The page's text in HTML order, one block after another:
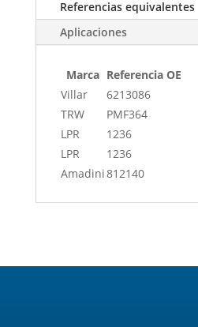
Referencias equivalentes
Aplicaciones
Marca Referencia OE
Villar
6213086
TRW
PMF364
LPR
1236
LPR
1236
Amadini812140